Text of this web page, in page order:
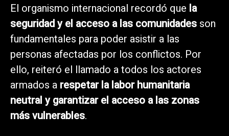
El organismo internacional recordó que la
seguridad y el acceso a las comunidades son
fundamentales para poder asistir a las
personas afectadas por los conflictos. Por
ello, reiteró el llamado a todos los actores
armados a respetar la labor humanitaria
neutral y garantizar el acceso a las zonas
más vulnerables.